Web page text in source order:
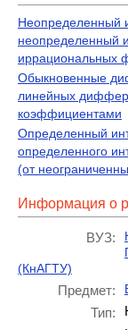
Неопределенный
неопределенный
иррациональных
Обыкновенные
линейных
коэффициентами
Определенный
определенного
(от
Информация о
ВУЗ:
(КнАГТУ)
Предмет:
Тип: